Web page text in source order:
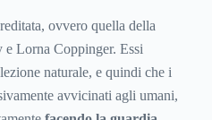
ovvero quella della
e Lorna Coppinger. Essi
naturale, e quindi che i
avvicinati agli umani,